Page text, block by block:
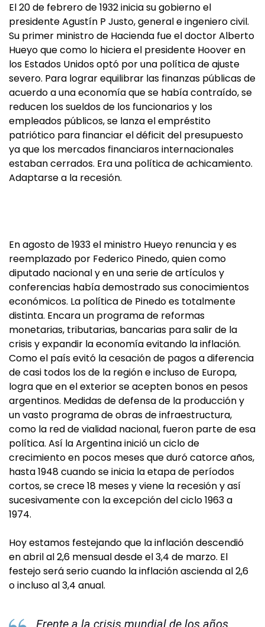
El 20 de febrero de 1932 inicia su gobierno el
presidente Agustín P Justo, general e ingeniero civil.
Su primer ministro de Hacienda fue el doctor Alberto
Hueyo que como lo hiciera el presidente Hoover en
los Estados Unidos optó por una política de ajuste
severo. Para lograr equilibrar las finanzas públicas de
acuerdo a una economía que se había contraído, se
reducen los sueldos de los funcionarios y los
empleados públicos, se lanza el empréstito
patriótico para financiar el déficit del presupuesto
ya que los mercados financiaros internacionales
estaban cerrados. Era una política de achicamiento.
Adaptarse a la recesión.
En agosto de 1933 el ministro Hueyo renuncia y es
reemplazado por Federico Pinedo, quien como
diputado nacional y en una serie de artículos y
conferencias había demostrado sus conocimientos
económicos. La política de Pinedo es totalmente
distinta. Encara un programa de reformas
monetarias, tributarias, bancarias para salir de la
crisis y expandir la economía evitando la inflación.
Como el país evitó la cesación de pagos a diferencia
de casi todos los de la región e incluso de Europa,
logra que en el exterior se acepten bonos en pesos
argentinos. Medidas de defensa de la producción y
un vasto programa de obras de infraestructura,
como la red de vialidad nacional, fueron parte de esa
política. Así la Argentina inició un ciclo de
crecimiento en pocos meses que duró catorce años,
hasta 1948 cuando se inicia la etapa de períodos
cortos, se crece 18 meses y viene la recesión y así
sucesivamente con la excepción del ciclo 1963 a
1974.
Hoy estamos festejando que la inflación descendió
en abril al 2,6 mensual desde el 3,4 de marzo. El
festejo será serio cuando la inflación ascienda al 2,6
o incluso al 3,4 anual.
Frente a la crisis mundial de los años